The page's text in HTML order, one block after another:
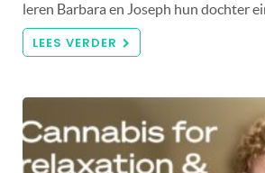
leren Barbara en Joseph hun dochter
LEES VERDER